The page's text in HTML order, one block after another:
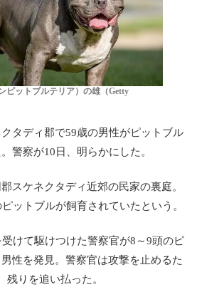
ピットブルテリア）の雄（Getty
タディ郡で59歳の男性がピットブル
。警察が10日、明らかにした。
スケネクタディ近郊の民家の裏庭。
ットブルが飼育されていたという。
けて駆けつけた警察官が8～9頭のピ
性を発見。警察官は攻撃を止めるた
残りを追い払った。